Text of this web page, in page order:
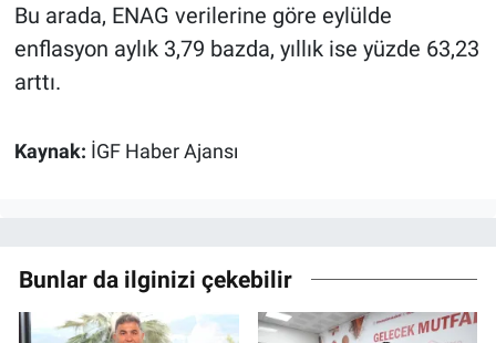
Bu arada, ENAG verilerine göre eylülde
enflasyon aylık 3,79 bazda, yıllık ise yüzde 63,23
arttı.
Kaynak: İGF Haber Ajansı
Bunlar da ilginizi çekebilir